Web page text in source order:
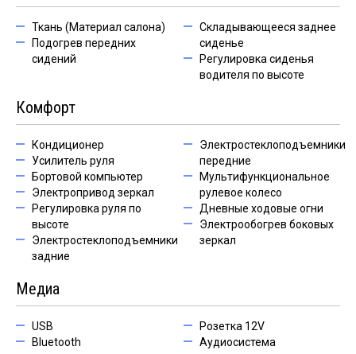
Ткань (Материал салона)
Подогрев передних
сидений
Складывающееся заднее
сиденье
Регулировка сиденья
водителя по высоте
Комфорт
Кондиционер
Усилитель руля
Бортовой компьютер
Электропривод зеркал
Регулировка руля по
высоте
Электростеклоподъемники
задние
Электростеклоподъемники
передние
Мультифункциональное
рулевое колесо
Дневные ходовые огни
Электрообогрев боковых
зеркал
Медиа
USB
Bluetooth
Розетка 12V
Аудиосистема